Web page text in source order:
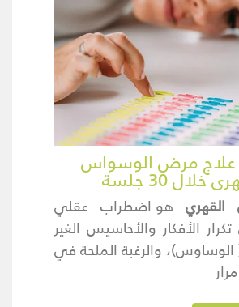
علاج مرض الوسواس
خلال 30 جلسة
هو اضطراب عقلي
الأفكار والأحاسيس الغير
والرغبة الملحة في